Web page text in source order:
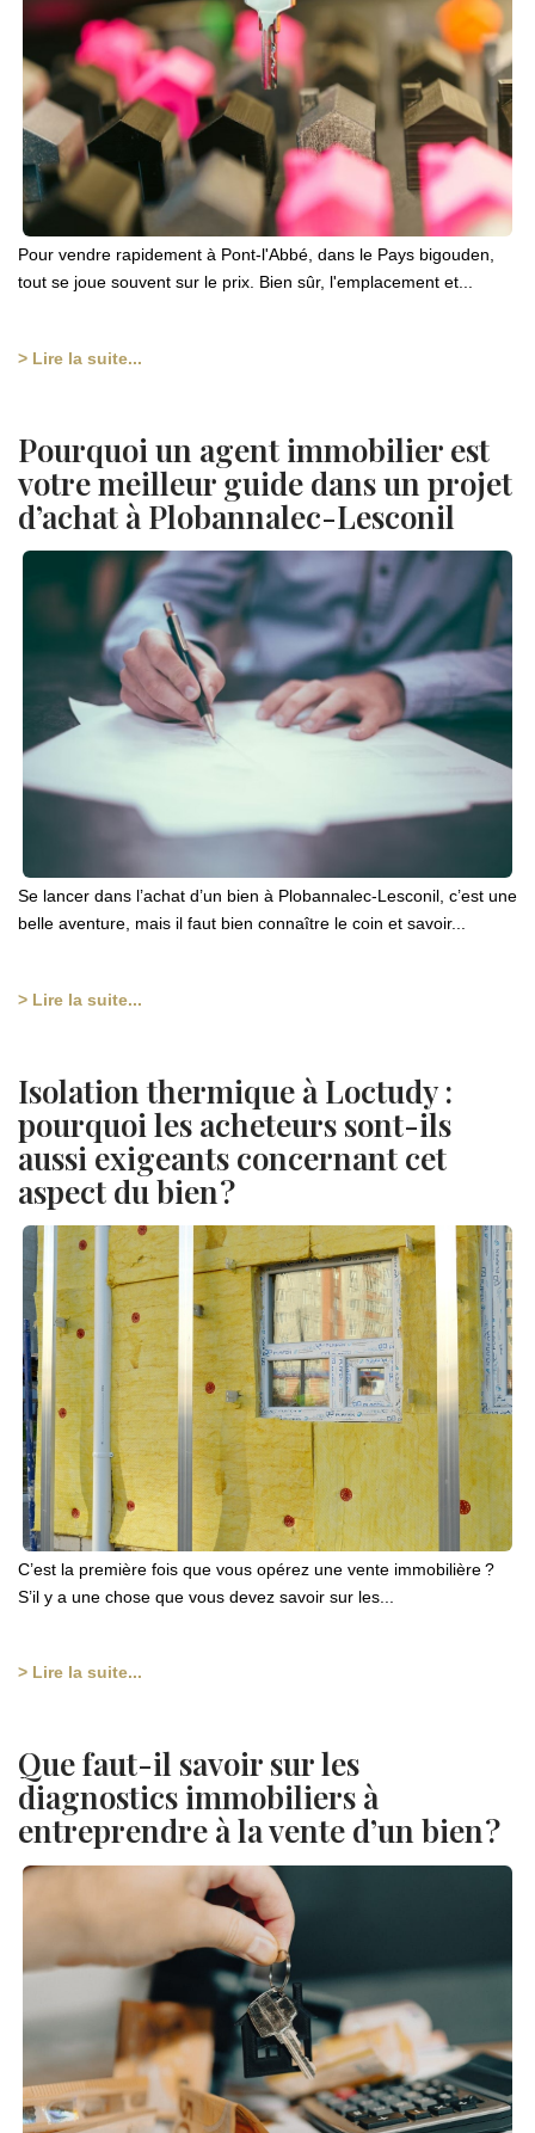
Pour vendre rapidement à Pont-l'Abbé, dans le Pays bigouden,
tout se joue souvent sur le prix. Bien sûr, l'emplacement et...
> Lire la suite...
Pourquoi un agent immobilier est
votre meilleur guide dans un projet
d’achat à Plobannalec-Lesconil
Se lancer dans l’achat d’un bien à Plobannalec-Lesconil, c’est une
belle aventure, mais il faut bien connaître le coin et savoir...
> Lire la suite...
Isolation thermique à Loctudy :
pourquoi les acheteurs sont-ils
aussi exigeants concernant cet
aspect du bien ?
C’est la première fois que vous opérez une vente immobilière ?
S’il y a une chose que vous devez savoir sur les...
> Lire la suite...
Que faut-il savoir sur les
diagnostics immobiliers à
entreprendre à la vente d’un bien ?